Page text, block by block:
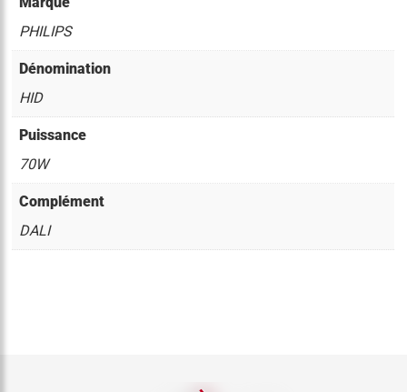
PHILIPS
Dénomination
HID
Puissance
70W
Complément
DALI